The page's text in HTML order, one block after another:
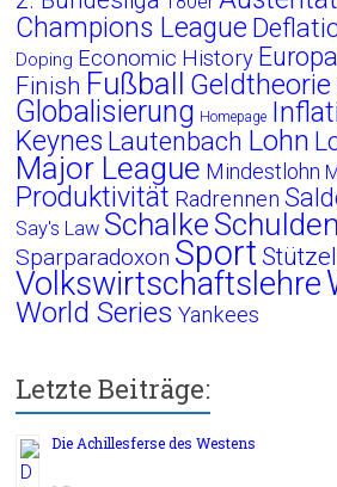
Champions League
Doping Economic History
Finish Fußball Geldtheorie
Globalisierung Homepage
Keynes Lautenbach Lohn
Major League Mindestlohn
Produktivität Radrennen
Say's Law Schalke Schulden
Sparparadoxon Sport Stützel
Volkswirtschaftslehre
World Series Yankees
Letzte Beiträge:
Die Achillesferse des Westens